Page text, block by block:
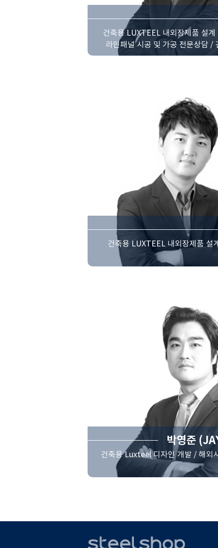
건축용 LUXTEEL 내외장제품 설
라인패널 시공 및 가공 전문상담 /
건축용 LUXTEEL 내외장제품 설
박영준
건축용 Luxteel 디자인 개발 / 해외